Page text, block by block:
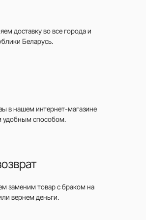
доставку во все городаи
Беларусь.
в нашем интернет-магазине
способом.
заменим товар с браком на
вернем деньги.